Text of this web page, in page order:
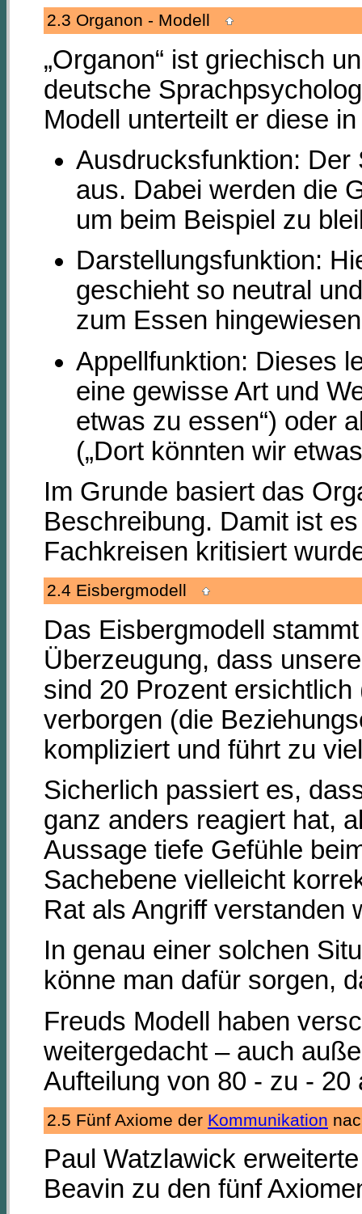
2.3 Organon - Modell
„Organon“ ist griechisch
deutsche
Modell unterteilt er diese
Ausdrucksfunktion: Der
aus. Dabei werden die
um beim Beispiel zu
Darstellungsfunktion:
geschieht so neutral
zum Essen
Appellfunktion: Dieses
eine gewisse Art und
etwas zu essen“) oder
(„Dort könnten wir
Im Grunde basiert das
Beschreibung. Damit ist
Fachkreisen kritisiert
2.4 Eisbergmodell
Das Eisbergmodell
Überzeugung, dass
sind 20 Prozent
verborgen (die
kompliziert und führt zu
Sicherlich passiert es,
ganz anders reagiert hat,
Aussage tiefe Gefühle
Sachebene vielleicht
Rat als Angriff verstanden
In genau einer solchen
könne man dafür sorgen,
Freuds Modell haben
weitergedacht – auch
Aufteilung von 80 - zu -
2.5 Fünf Axiome der Kommunikation
Paul Watzlawick
Beavin zu den fünf